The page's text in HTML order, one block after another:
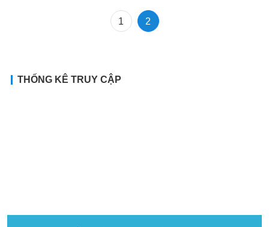
1 2
THỐNG KÊ TRUY CẬP